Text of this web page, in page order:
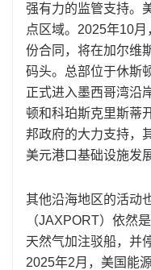
强有力的监管支持。
点区域。2025年10
份合同，将在加尔维
码头。总部位于休斯
正式进入墨西哥湾沿
顿和科珀斯克里斯蒂
邦政府的大力支持，
美元港口基础设施发
其他沿海地区的活动
（JAXPORT）依然
天然气加注驳船，并
2025年2月，美国能